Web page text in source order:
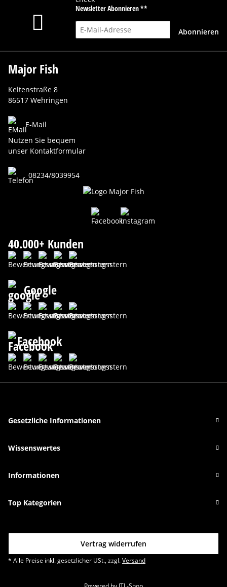
Newsletter Abonnieren **
E-Mail-Adresse
Abonnieren
Major Fish
Keltenstraße 8
86517 Wehringen
E-Mail
Nutzen Sie bequem
unser Kontaktformular
08234/8039954
40.000+ Kunden
Google
Facebook
Gesetzliche Informationen
Wissenswertes
Informationen
Top Kategorien
Vertrag widerrufen
* Alle Preise inkl. gesetzlicher USt., zzgl.Versand